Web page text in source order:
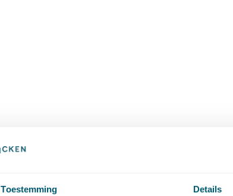
Toestemming Details